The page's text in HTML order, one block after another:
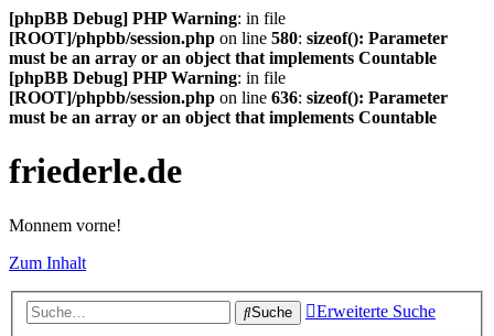
[phpBB Debug] PHP Warning: in file
[ROOT]/phpbb/session.php on line 580: sizeof(): Parameter
must be an array or an object that implements Countable
[phpBB Debug] PHP Warning: in file
[ROOT]/phpbb/session.php on line 636: sizeof(): Parameter
must be an array or an object that implements Countable
friederle.de
Monnem vorne!
Zum Inhalt
Suche Erweiterte Suche